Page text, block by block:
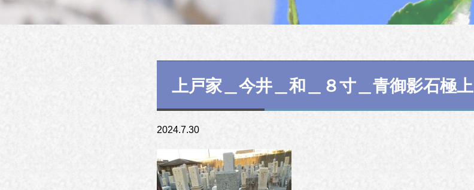
上戸家＿今井＿和＿８寸＿青御影石極上
2024.7.30